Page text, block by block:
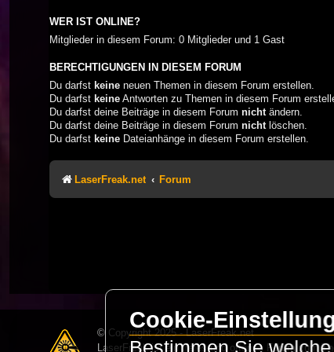
WER IST ONLINE?
Mitglieder in diesem Forum: 0 Mitglieder und 1 Gast
BERECHTIGUNGEN IN DIESEM FORUM
Du darfst keine neuen Themen in diesem Forum erstellen.
Du darfst keine Antworten zu Themen in diesem Forum
Du darfst deine Beiträge in diesem Forum nicht ändern.
Du darfst deine Beiträge in diesem Forum nicht löschen.
Du darfst keine Dateianhänge in diesem Forum erstellen.
LaserFreak.net Forum
© Copyright 2025 - LaserFreak.net
LaserFreak ist ein freies und offenes Forum zum
Cookie-
Bestimmen Sie